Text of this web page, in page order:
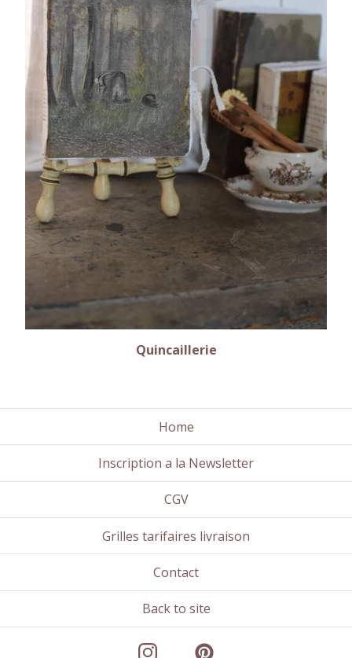
Quincaillerie
Home
Inscription a la Newsletter
CGV
Grilles tarifaires livraison
Contact
Back to site